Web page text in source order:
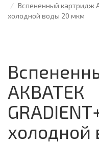
Вспененный картридж
холодной воды 20 мкм
АКВАТЕК